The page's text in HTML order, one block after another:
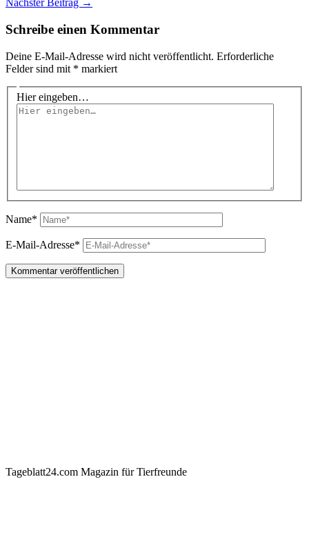
Nächster Beitrag →
Schreibe einen Kommentar
Deine E-Mail-Adresse wird nicht veröffentlicht. Erforderliche
Felder sind mit * markiert
Hier eingeben…
Name*
E-Mail-Adresse*
Tageblatt24.com Magazin für Tierfreunde